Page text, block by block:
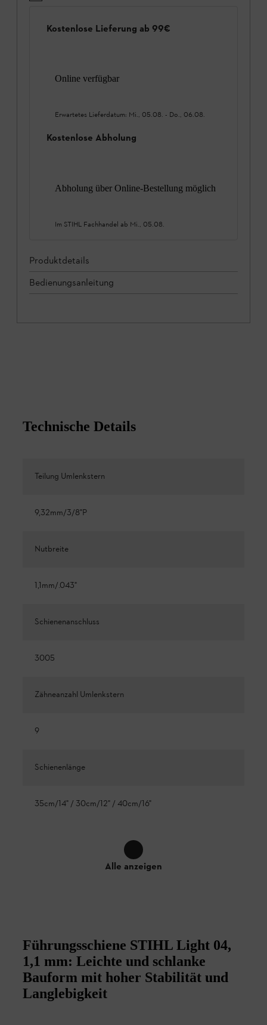
Kostenlose Lieferung ab 99€
Online verfügbar
Erwartetes Lieferdatum: Mi., 05.08. - Do., 06.08.
Kostenlose Abholung
Abholung über Online-Bestellung möglich
Im STIHL Fachhandel ab Mi., 05.08.
Produktdetails
Bedienungsanleitung
Technische Details
Teilung Umlenkstern
9,32mm/3/8"P
Nutbreite
1,1mm/.043"
Schienenanschluss
3005
Zähneanzahl Umlenkstern
9
Schienenlänge
35cm/14" / 30cm/12" / 40cm/16"
Alle anzeigen
Führungsschiene STIHL Light 04,
1,1 mm: Leichte und schlanke
Bauform mit hoher Stabilität und
Langlebigkeit